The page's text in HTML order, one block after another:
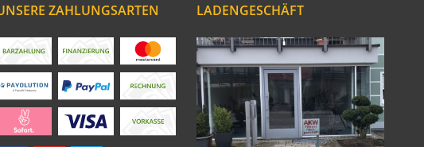
ZAHLUNGSARTEN LADENGESCHÄFT